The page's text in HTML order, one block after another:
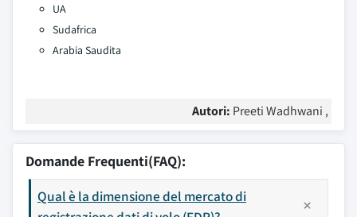
UA
Sudafrica
Arabia Saudita
Autori: Preeti Wadhwani ,
Domande Frequenti(FAQ):
Qual è la dimensione del mercato di